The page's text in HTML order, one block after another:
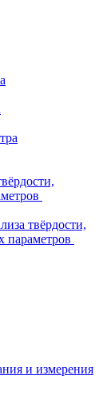
твёрдости,
параметров
и измерения